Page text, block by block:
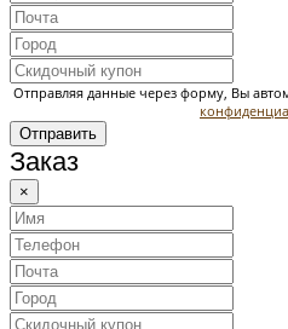
Отправляя данные через форму, Вы
Отправить
Заказ
×